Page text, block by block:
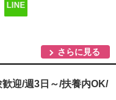
さらに見る
迎/週3日～/扶養内OK/